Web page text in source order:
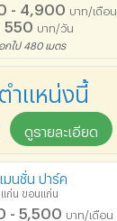
- 4,900 บาท/เดือน
550 บาท/วัน
กไป 480 เมตร
ำแหน่งนี้
ดูรายละเอียด
มนชั่น ปาร์ค
แก่น ขอนแก่น
- 5,500 บาท/เดือน